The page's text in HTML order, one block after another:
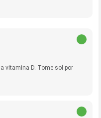
vitamina D. Tome sol por